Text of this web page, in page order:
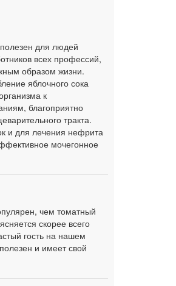
для людей
всех профессий,
образом жизни.
яблочного сока
к
благоприятно
тракта.
и для лечения нефрита
мочегонное
чем томатный
скорее всего
гость на нашем
и имеет свой